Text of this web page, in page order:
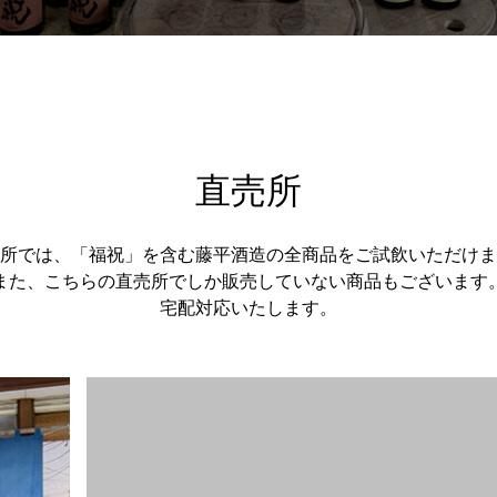
直売所
では、「福祝」を含む藤平酒造の全商品をご試飲いただけ
た、こちらの直売所でしか販売していない商品もございます
宅配対応いたします。